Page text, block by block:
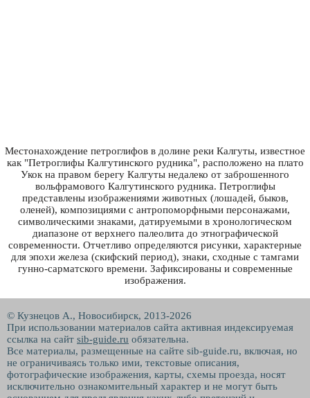
Местонахождение петроглифов в долине реки Калгуты, известное
как "Петроглифы Калгутинского рудника", расположено на плато
Укок на правом берегу Калгуты недалеко от заброшенного
вольфрамового Калгутинского рудника. Петроглифы
представлены изображениями животных (лошадей, быков,
оленей), композициями с антропоморфными персонажами,
символическими знаками, датируемыми в хронологическом
диапазоне от верхнего палеолита до этнографической
современности. Отчетливо определяются рисунки, характерные
для эпохи железа (скифский период), знаки, сходные с тамгами
гунно-сарматского времени. Зафиксированы и современные
изображения.
© Кузнецов А., Новосибирск, 2013-2026
При использовании материалов сайта активная индексируемая
ссылка на сайт sib-guide.ru обязательна.
Все материалы, размещенные на сайте sib-guide.ru, включая, но
не ограничиваясь только ими, текстовые описания,
фотографические изображения, карты, схемы проезда, носят
исключительно ознакомительный характер и не могут быть